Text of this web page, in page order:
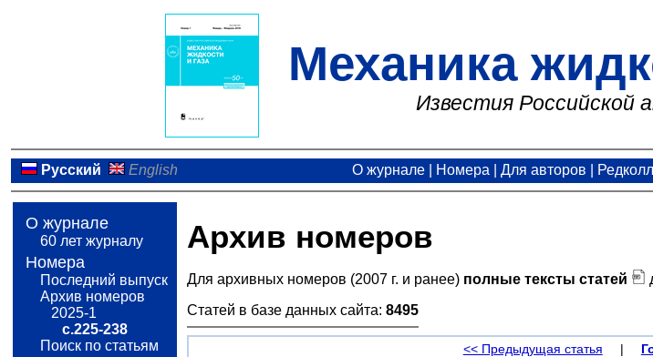
Механика
Известия Российской
Русский English О журнале Номера Для авторов
О журнале
60 лет журналу
Номера
Последний выпуск
Архив номеров
2025-1
с.225-238
Поиск по статьям
Архив номеров
Для архивных номеров (2007 г. и ранее) полные тексты статей
Статей в базе данных сайта: 8495
<< Предыдущая статья |